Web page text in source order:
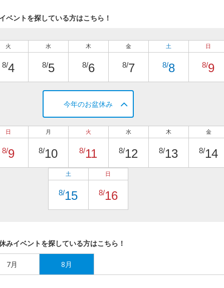
ベントを探している方はこちら！
火
8/4
水
8/5
木
8/6
金
8/7
土
8/8
日
8/9
今年のお盆休み
日
8/9
月
8/10
火
8/11
水
8/12
木
8/13
金
8/14
土
8/15
日
8/16
みイベントを探している方はこちら！
7月 8月